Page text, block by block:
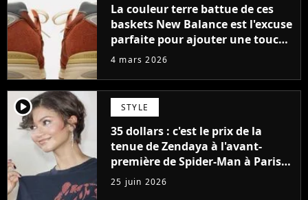
La couleur terre battue de ces
baskets New Balance est l'excuse
parfaite pour ajouter une touche
d'originalité à vos styles
4 mars 2026
player2 STYLE
35 dollars : c'est le prix de la
tenue de Zendaya à l'avant-
première de Spider-Man à Paris,
"Le style n'a pas besoin de coûter
une fortune"
25 juin 2026